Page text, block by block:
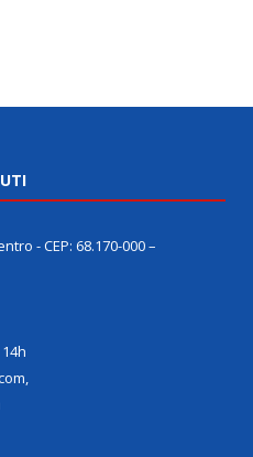
- CEP: 68.170-000 –